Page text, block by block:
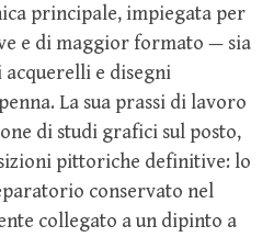
principale, impiegata per
e di maggior formato — sia
acquerelli e disegni
La sua prassi di lavoro
di studi grafici sul posto,
pittoriche definitive: lo
conservato nel
collegato a un dipinto a